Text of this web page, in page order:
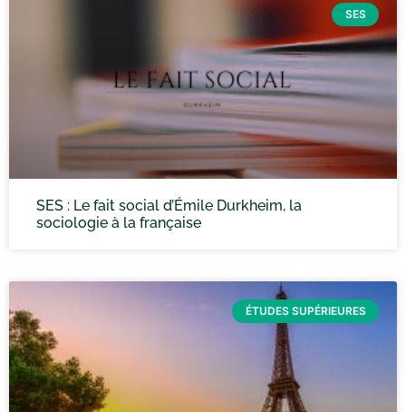
SES
SES : Le fait social d’Émile Durkheim, la
sociologie à la française
ÉTUDES SUPÉRIEURES